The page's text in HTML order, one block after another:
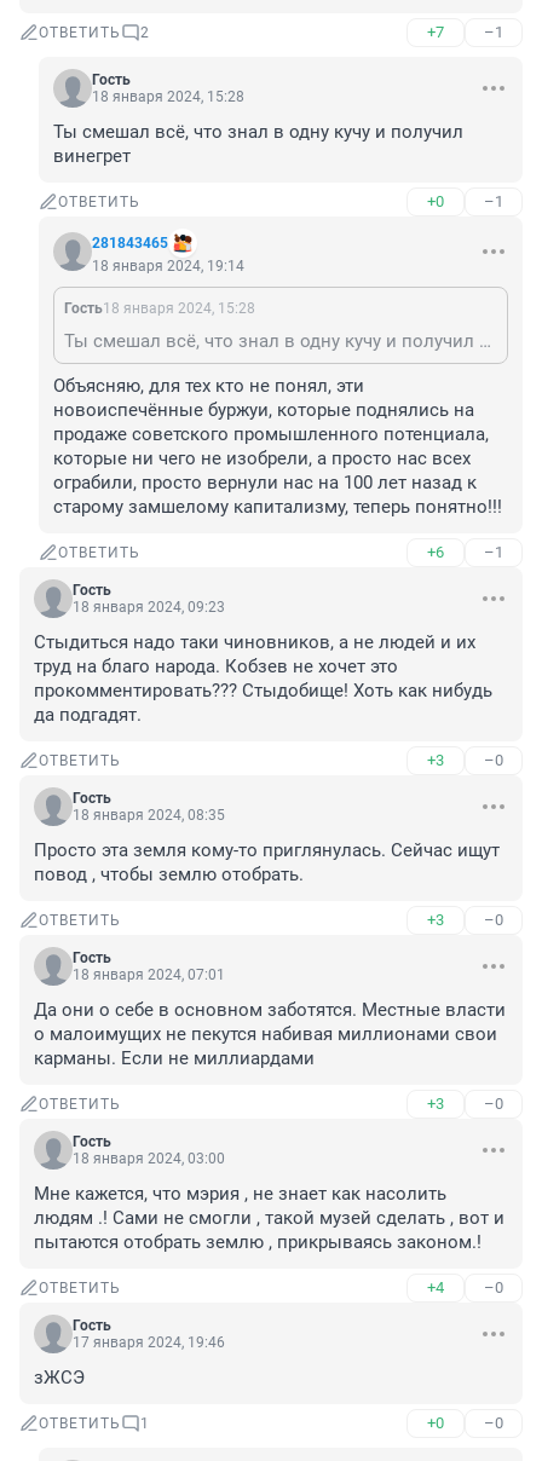
ОТВЕТИТЬ 2 +7 –1
Гость
18 января 2024, 15:28
Ты смешал всё, что знал в одну кучу и получил
винегрет
ОТВЕТИТЬ +0 –1
281843465
18 января 2024, 19:14
Гость18 января 2024, 15:28
Ты смешал всё, что знал в одну кучу и получил винегрет
Объясняю, для тех кто не понял, эти
новоиспечённые буржуи, которые поднялись на
продаже советского промышленного потенциала,
которые ни чего не изобрели, а просто нас всех
ограбили, просто вернули нас на 100 лет назад к
старому замшелому капитализму, теперь понятно!!!
ОТВЕТИТЬ +6 –1
Гость
18 января 2024, 09:23
Стыдиться надо таки чиновников, а не людей и их
труд на благо народа. Кобзев не хочет это
прокомментировать??? Стыдобище! Хоть как нибудь
да подгадят.
ОТВЕТИТЬ +3 –0
Гость
18 января 2024, 08:35
Просто эта земля кому-то приглянулась. Сейчас ищут
повод , чтобы землю отобрать.
ОТВЕТИТЬ +3 –0
Гость
18 января 2024, 07:01
Да они о себе в основном заботятся. Местные власти
о малоимущих не пекутся набивая миллионами свои
карманы. Если не миллиардами
ОТВЕТИТЬ +3 –0
Гость
18 января 2024, 03:00
Мне кажется, что мэрия , не знает как насолить
людям .! Сами не смогли , такой музей сделать , вот и
пытаются отобрать землю , прикрываясь законом.!
ОТВЕТИТЬ +4 –0
Гость
17 января 2024, 19:46
зЖСЭ
ОТВЕТИТЬ 1 +0 –0